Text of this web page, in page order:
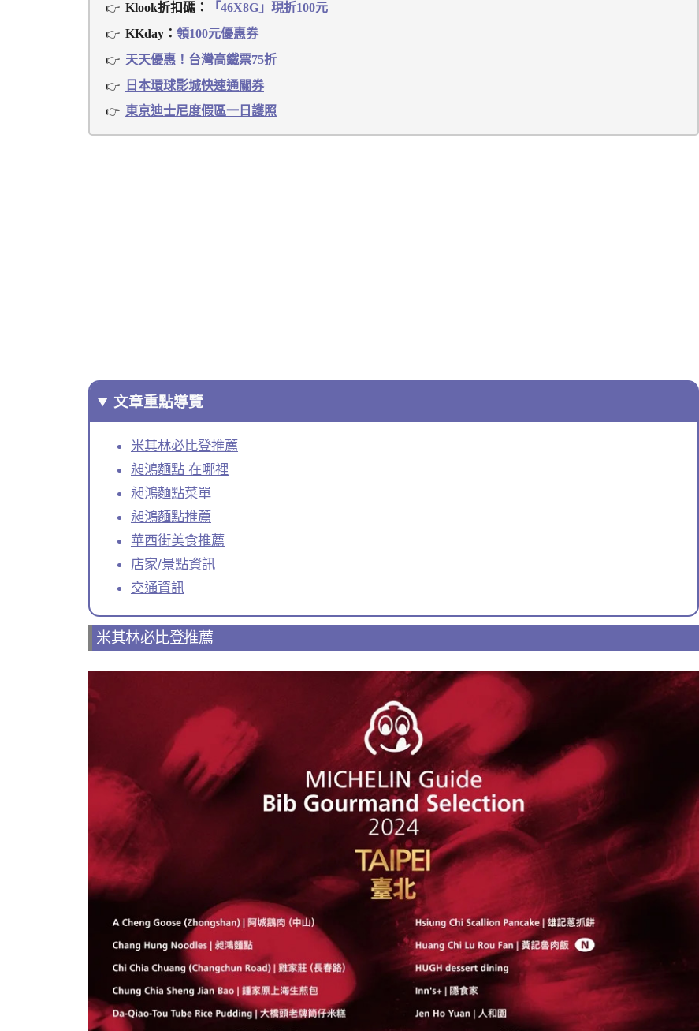
Klook折扣碼：
「46X8G」現折100元
KKday： 領100元優惠券
天天優惠！台灣高鐵票75折
日本環球影城快速通關券
東京迪士尼度假區一日護照
文章重點導覽
米其林必比登推薦
昶鴻麵點 在哪裡
昶鴻麵點菜單
昶鴻麵點推薦
華西街美食推薦
店家/景點資訊
交通資訊
米其林必比登推薦